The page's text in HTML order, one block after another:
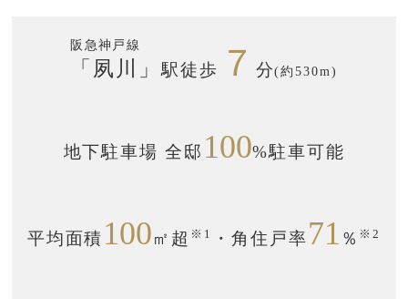
阪急神戸線
「夙川」 駅徒歩 ７ 分(約530m)
地下駐車場 全邸 100%駐車可能
平均面積 100㎡超 ※1 ・角住戸率71 ％ ※2